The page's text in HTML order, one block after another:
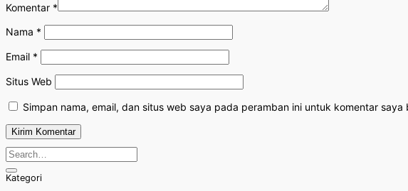
Komentar *
Nama *
Email *
Situs Web
Simpan nama, email, dan situs web saya pada peramban ini untuk komentar saya
Kategori